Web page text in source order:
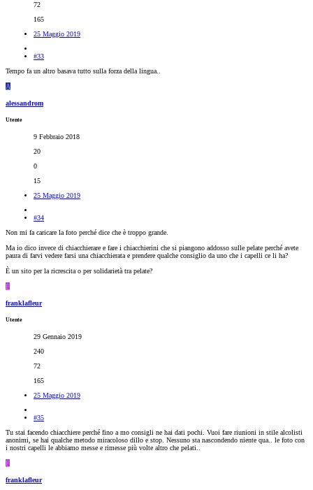
72
165
25 Maggio 2019
#33
Tempo fa un altro basava tutto sulla forza della lingua..
A
alessandrom
Utente
9 Febbraio 2018
20
0
15
25 Maggio 2019
#34
Non mi fa caricare la foto perché dice che è troppo grande.
Ma io dico invece di chiacchierare e fare i chiacchierini che si piangono addosso sulle pelate perché avete
paura di farvi vedere farsi una chiacchierata e prendere qualche consiglio da uno che i capelli ce li ha?
È un sito per la ricrescita o per solidarietà tra pelate?
F
franklafleur
Utente
29 Gennaio 2019
240
72
165
25 Maggio 2019
#35
Tu stai facendo chiacchiere perché fino a mo consigli ne hai dati pochi. Vuoi fare riunioni in stile alcolisti
anonimi, se hai qualche metodo miracoloso dillo e stop. Nessuno sta nascondendo niente qua.. le foto con
i nostri capelli le abbiamo messe e rimesse più volte altro che pelati..
F
franklafleur